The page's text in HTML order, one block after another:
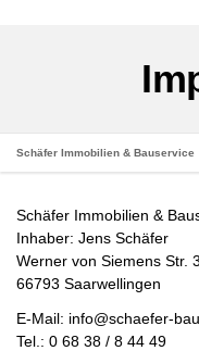
Schäfer Immobilien & Bauservice
Schäfer Immobilien &
Inhaber: Jens Schäfer
Werner von Siemens Str.
66793 Saarwellingen
E-Mail: info@schaefer-
Tel.: 0 68 38 / 8 44 49